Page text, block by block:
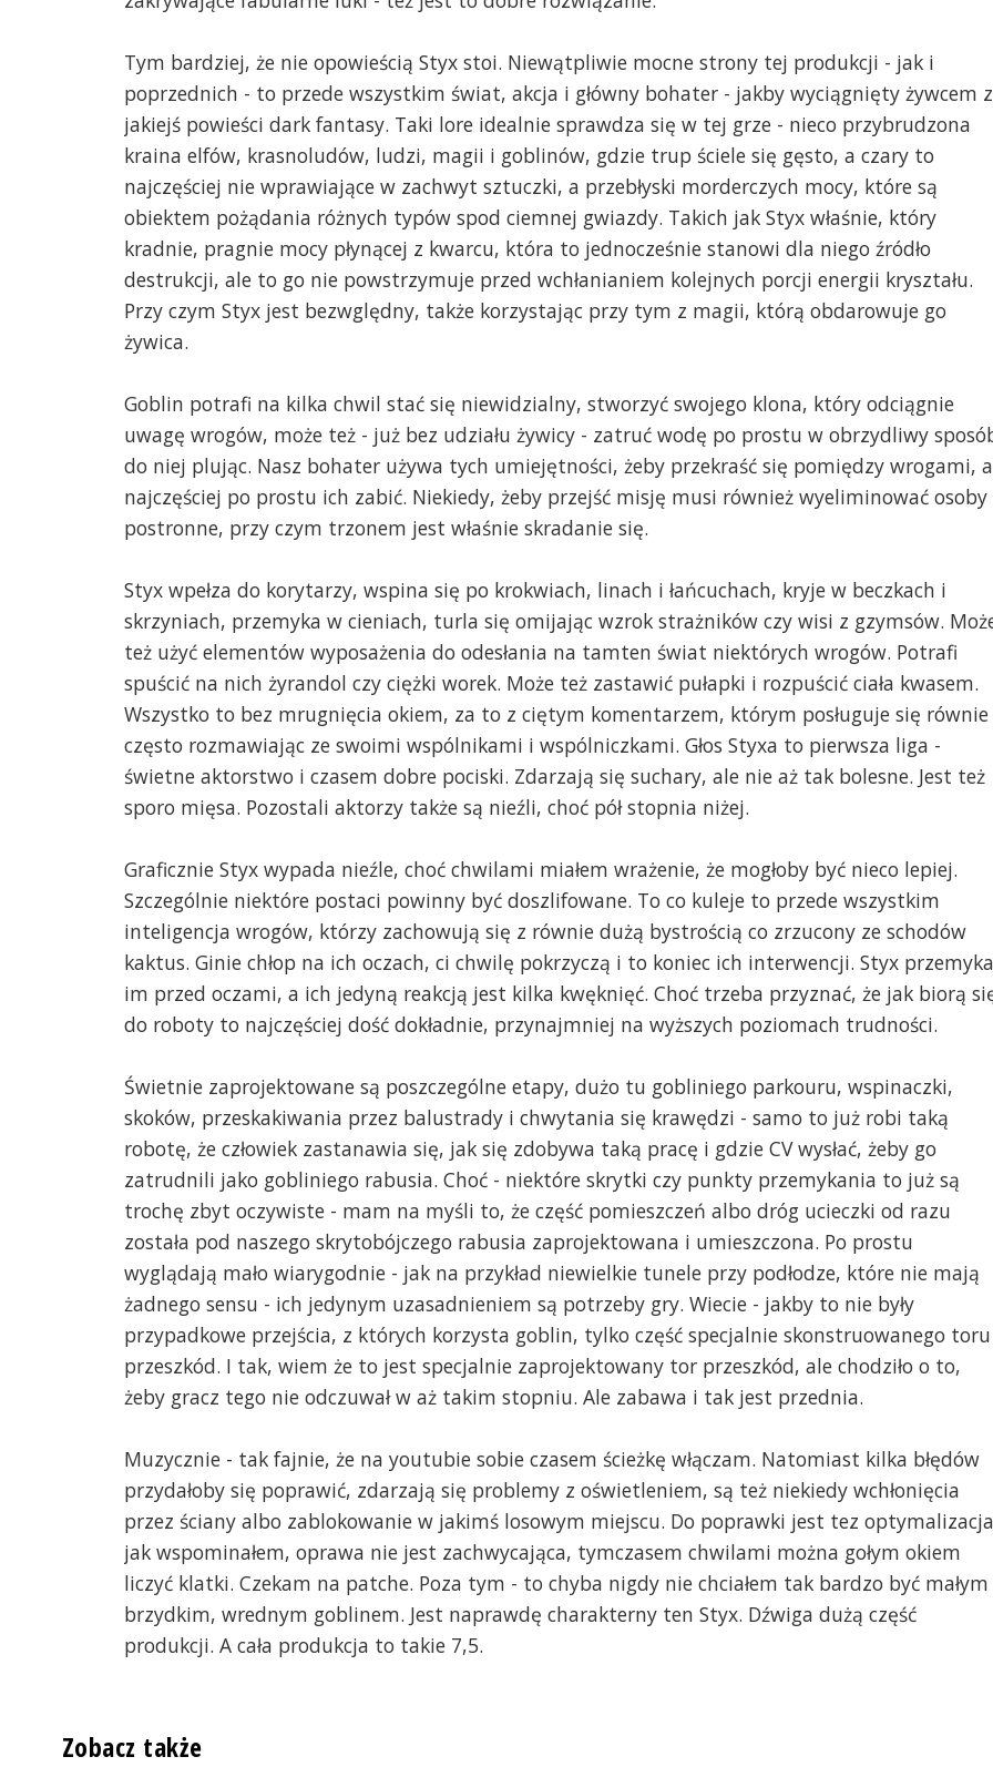
Tym bardziej, że nie opowieścią Styx stoi. Niewątpliwie mocne strony tej produkcji - jak i
poprzednich - to przede wszystkim świat, akcja i główny bohater - jakby wyciągnięty żywcem z
jakiejś powieści dark fantasy. Taki lore idealnie sprawdza się w tej grze - nieco przybrudzona
kraina elfów, krasnoludów, ludzi, magii i goblinów, gdzie trup ściele się gęsto, a czary to
najczęściej nie wprawiające w zachwyt sztuczki, a przebłyski morderczych mocy, które są
obiektem pożądania różnych typów spod ciemnej gwiazdy. Takich jak Styx właśnie, który
kradnie, pragnie mocy płynącej z kwarcu, która to jednocześnie stanowi dla niego źródło
destrukcji, ale to go nie powstrzymuje przed wchłanianiem kolejnych porcji energii kryształu.
Przy czym Styx jest bezwględny, także korzystając przy tym z magii, którą obdarowuje go
żywica.
Goblin potrafi na kilka chwil stać się niewidzialny, stworzyć swojego klona, który odciągnie
uwagę wrogów, może też - już bez udziału żywicy - zatruć wodę po prostu w obrzydliwy
do niej plując. Nasz bohater używa tych umiejętności, żeby przekraść się pomiędzy wrogami, a
najczęściej po prostu ich zabić. Niekiedy, żeby przejść misję musi również wyeliminować osoby
postronne, przy czym trzonem jest właśnie skradanie się.
Styx wpełza do korytarzy, wspina się po krokwiach, linach i łańcuchach, kryje w beczkach i
skrzyniach, przemyka w cieniach, turla się omijając wzrok strażników czy wisi z gzymsów.
też użyć elementów wyposażenia do odesłania na tamten świat niektórych wrogów. Potrafi
spuścić na nich żyrandol czy ciężki worek. Może też zastawić pułapki i rozpuścić ciała kwasem.
Wszystko to bez mrugnięcia okiem, za to z ciętym komentarzem, którym posługuje się równie
często rozmawiając ze swoimi wspólnikami i wspólniczkami. Głos Styxa to pierwsza liga -
świetne aktorstwo i czasem dobre pociski. Zdarzają się suchary, ale nie aż tak bolesne. Jest też
sporo mięsa. Pozostali aktorzy także są nieźli, choć pół stopnia niżej.
Graficznie Styx wypada nieźle, choć chwilami miałem wrażenie, że mogłoby być nieco lepiej.
Szczególnie niektóre postaci powinny być doszlifowane. To co kuleje to przede wszystkim
inteligencja wrogów, którzy zachowują się z równie dużą bystrością co zrzucony ze schodów
kaktus. Ginie chłop na ich oczach, ci chwilę pokrzyczą i to koniec ich interwencji. Styx przemyka
im przed oczami, a ich jedyną reakcją jest kilka kwęknięć. Choć trzeba przyznać, że jak biorą
do roboty to najczęściej dość dokładnie, przynajmniej na wyższych poziomach trudności.
Świetnie zaprojektowane są poszczególne etapy, dużo tu gobliniego parkouru, wspinaczki,
skoków, przeskakiwania przez balustrady i chwytania się krawędzi - samo to już robi taką
robotę, że człowiek zastanawia się, jak się zdobywa taką pracę i gdzie CV wysłać, żeby go
zatrudnili jako gobliniego rabusia. Choć - niektóre skrytki czy punkty przemykania to już są
trochę zbyt oczywiste - mam na myśli to, że część pomieszczeń albo dróg ucieczki od razu
została pod naszego skrytobójczego rabusia zaprojektowana i umieszczona. Po prostu
wyglądają mało wiarygodnie - jak na przykład niewielkie tunele przy podłodze, które nie mają
żadnego sensu - ich jedynym uzasadnieniem są potrzeby gry. Wiecie - jakby to nie były
przypadkowe przejścia, z których korzysta goblin, tylko część specjalnie skonstruowanego toru
przeszkód. I tak, wiem że to jest specjalnie zaprojektowany tor przeszkód, ale chodziło o to,
żeby gracz tego nie odczuwał w aż takim stopniu. Ale zabawa i tak jest przednia.
Muzycznie - tak fajnie, że na youtubie sobie czasem ścieżkę włączam. Natomiast kilka błędów
przydałoby się poprawić, zdarzają się problemy z oświetleniem, są też niekiedy wchłonięcia
przez ściany albo zablokowanie w jakimś losowym miejscu. Do poprawki jest tez
jak wspominałem, oprawa nie jest zachwycająca, tymczasem chwilami można gołym okiem
liczyć klatki. Czekam na patche. Poza tym - to chyba nigdy nie chciałem tak bardzo być małym
brzydkim, wrednym goblinem. Jest naprawdę charakterny ten Styx. Dźwiga dużą część
produkcji. A cała produkcja to takie 7,5.
Zobacz także